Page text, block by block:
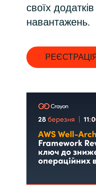
своїх
навантажень.
РЕЄСТРАЦІЯ